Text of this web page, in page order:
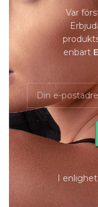
Var
enbart
I
S Bezel 5 mm,
849
Slut i lager
Slut i lager
Ytterligare
METALLFÄRG